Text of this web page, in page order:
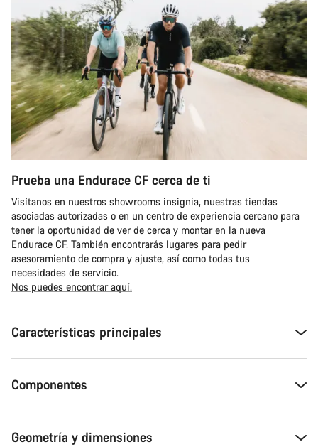
Prueba una Endurace CF cerca de ti
Visítanos en nuestros showrooms insignia, nuestras tiendas
asociadas autorizadas o en un centro de experiencia cercano para
tener la oportunidad de ver de cerca y montar en la nueva
Endurace CF. También encontrarás lugares para pedir
asesoramiento de compra y ajuste, así como todas tus
necesidades de servicio.
Nos puedes encontrar aquí.
Características principales
Componentes
Geometría y dimensiones